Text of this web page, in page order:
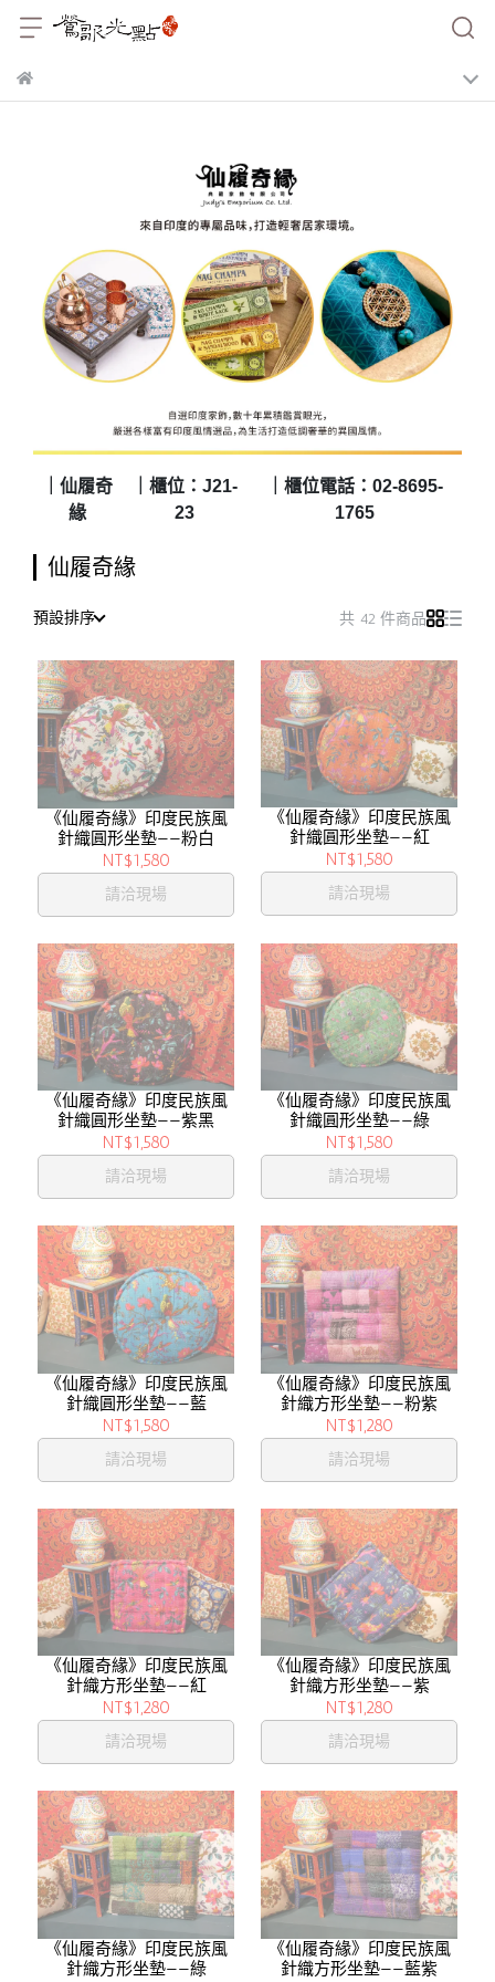
｜仙履奇
緣
｜櫃位：J21-
23
｜櫃位電話：02-8695-
1765
仙履奇緣
預設排序 共 42 件商品
《仙履奇緣》印度民族風
針織圓形坐墊——粉白
NT$1,580
請洽現場
《仙履奇緣》印度民族風
針織圓形坐墊——紅
NT$1,580
請洽現場
《仙履奇緣》印度民族風
針織圓形坐墊——紫黑
NT$1,580
請洽現場
《仙履奇緣》印度民族風
針織圓形坐墊——綠
NT$1,580
請洽現場
《仙履奇緣》印度民族風
針織圓形坐墊——藍
NT$1,580
請洽現場
《仙履奇緣》印度民族風
針織方形坐墊——粉紫
NT$1,280
請洽現場
《仙履奇緣》印度民族風
針織方形坐墊——紅
NT$1,280
請洽現場
《仙履奇緣》印度民族風
針織方形坐墊——紫
NT$1,280
請洽現場
《仙履奇緣》印度民族風
針織方形坐墊——綠
《仙履奇緣》印度民族風
針織方形坐墊——藍紫